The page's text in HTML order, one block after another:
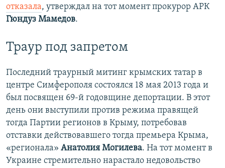
отказала, утверждал на тот момент прокурор АРК
Гюндуз Мамедов.
Траур под запретом
Последний траурный митинг крымских татар в
центре Симферополя состоялся 18 мая 2013 года и
был посвящен 69-й годовщине депортации. В этот
день они выступили против режима правящей
тогда Партии регионов в Крыму, потребовав
отставки действовавшего тогда премьера Крыма,
«регионала» Анатолия Могилева. На тот момент в
Украине стремительно нарастало недовольство